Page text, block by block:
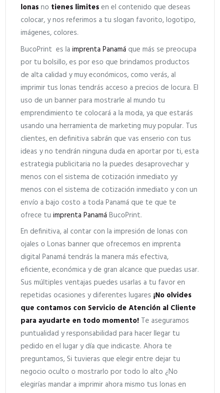
lonasno tienes limitesen el contenido que deseas
colocar, y nos referimos a tu slogan favorito, logotipo,
imágenes, colores.
BucoPrint es laimprenta Panamá que más se preocupa
por tu bolsillo, es por eso que brindamos productos
de alta calidad y muy económicos, como verás, al
imprimir tus lonas tendrás acceso a precios de locura. El
uso de un banner para mostrarle al mundo tu
emprendimiento te colocará a la moda, ya que estarás
usando una herramienta de marketing muy popular. Tus
clientes, en definitiva sabrán que vas enserio con tus
ideas y no tendrán ninguna duda en aportar por ti, esta
estrategia publicitaria no la puedes desaprovechar y
menos con el sistema de cotización inmediato yy
menos con el sistema de cotización inmediato y con un
envío a bajo costo a toda Panamá que te que te
ofrece tuimprenta Panamá BucoPrint.
En definitiva, al contar con la impresión de lonas con
ojales o Lonas banner que ofrecemos en imprenta
digital Panamá tendrás la manera más efectiva,
eficiente, económica y de gran alcance que puedas usar.
Sus múltiples ventajas puedes usarlas a tu favor en
repetidas ocasiones y diferentes lugares ¡No olvides
que contamos con Servicio de Atención al Cliente
para ayudarte en todo momento! Te aseguramos
puntualidad y responsabilidad para hacer llegar tu
pedido en el lugar y día que indicaste. Ahora te
preguntamos, Si tuvieras que elegir entre dejar tu
negocio oculto o mostrarlo por todo lo alto ¿No
elegirías mandar a imprimir ahora mismo tus lonas en